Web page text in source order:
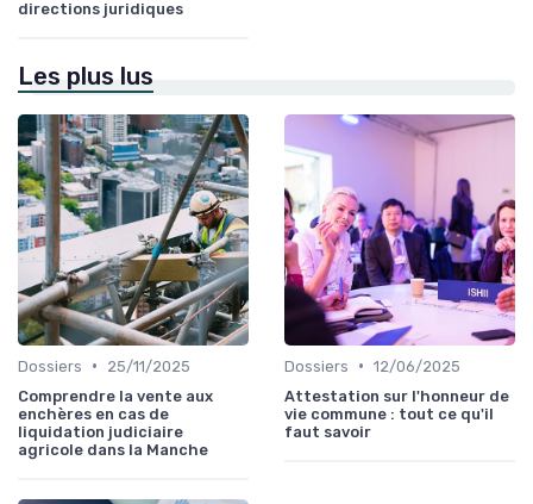
directions juridiques
Les plus lus
Dossiers •
25/11/2025
Comprendre la vente aux
enchères en cas de
liquidation judiciaire
agricole dans la Manche
Dossiers • 12/06/2025
Attestation sur l'honneur de
vie commune : tout ce qu'il
faut savoir